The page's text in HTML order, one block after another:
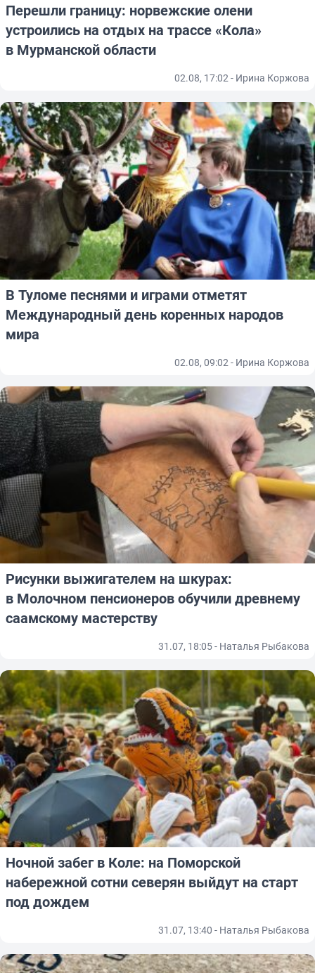
Перешли границу: норвежские олени
устроились на отдых на трассе «Кола»
в Мурманской области
02.08, 17:02 - Ирина Коржова
В Туломе песнями и играми отметят
Международный день коренных народов
мира
02.08, 09:02 - Ирина Коржова
Рисунки выжигателем на шкурах:
в Молочном пенсионеров обучили древнему
саамскому мастерству
31.07, 18:05 - Наталья Рыбакова
Ночной забег в Коле: на Поморской
набережной сотни северян выйдут на старт
под дождем
31.07, 13:40 - Наталья Рыбакова